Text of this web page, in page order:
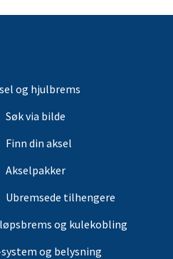
og hjulbrems
Søk via bilde
Finn din aksel
Akselpakker
Ubremsede tilhengere
og kulekobling
og belysning